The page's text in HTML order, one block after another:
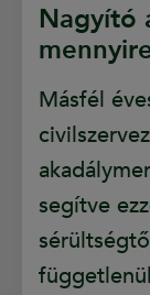
Nagyító
Másfél
segítve